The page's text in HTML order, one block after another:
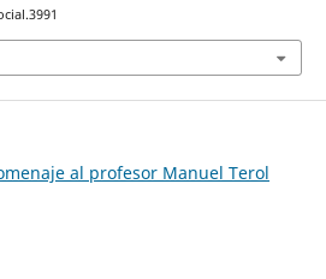
al profesor Manuel Terol